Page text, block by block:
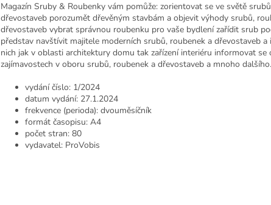
Magazín Sruby & Roubenky vám pomůže: zorientovat se ve světě
dřevostaveb porozumět dřevěným stavbám a objevit výhody srubů,
dřevostaveb vybrat správnou roubenku pro vaše bydlení zařídit srub
představ navštívit majitele moderních srubů, roubenek a dřevostaveb a
nich jak v oblasti architektury domu tak zařízení interiéru informovat se
zajímavostech v oboru srubů, roubenek a dřevostaveb a mnoho dalšího.
vydání číslo: 1/2024
datum vydání: 27.1.2024
frekvence (perioda): dvouměsíčník
formát časopisu: A4
počet stran: 80
vydavatel: ProVobis